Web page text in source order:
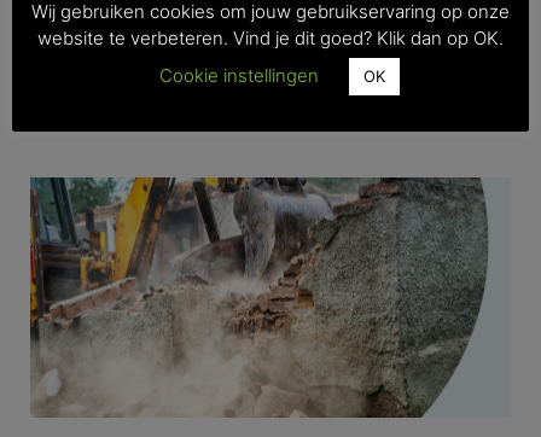
Verslag sectorvakgroep Fruit
Deze inhoud is enkel voor abonnees.
Wij gebruiken cookies om jouw gebruikservaring op onze
website te verbeteren. Vind je dit goed? Klik dan op OK.
Cookie instellingen
OK